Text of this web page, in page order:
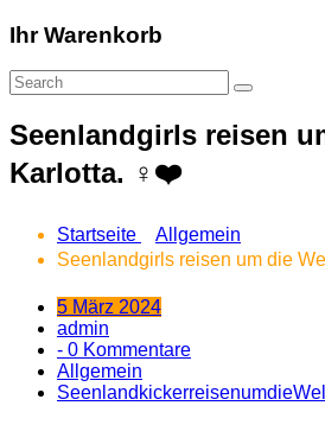
Ihr Warenkorb
Seenlandgirls reisen
Karlotta. ‍♀️❤️
Startseite
Allgemein
Seenlandgirls reisen um die
5 März 2024
admin
- 0 Kommentare
Allgemein